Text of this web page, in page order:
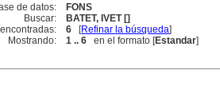
de datos:
FONS
Buscar:
BATET, IVET []
6 [Refinar la búsqueda]
Mostrando:
1 .. 6 en el formato [Estandar]